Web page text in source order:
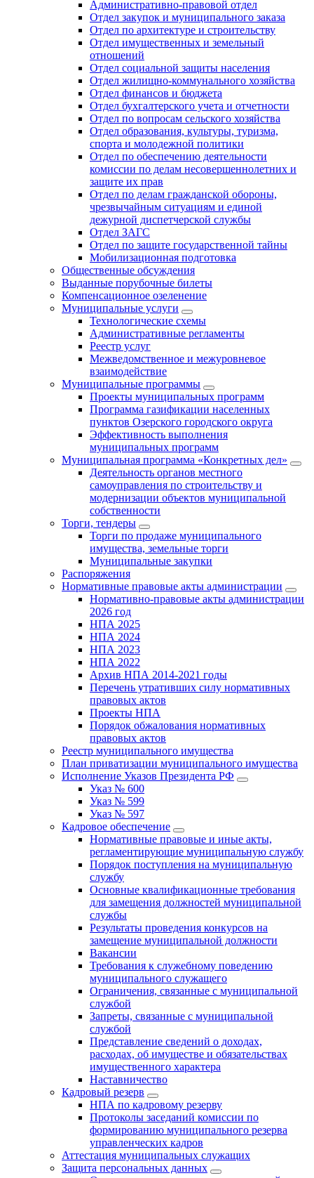
Административно-правовой отдел
Отдел закупок и муниципального заказа
Отдел по архитектуре и строительству
Отдел имущественных и земельный
отношений
Отдел социальной защиты населения
Отдел жилищно-коммунального хозяйства
Отдел финансов и бюджета
Отдел бухгалтерского учета и отчетности
Отдел по вопросам сельского хозяйства
Отдел образования, культуры, туризма,
спорта и молодежной политики
Отдел по обеспечению деятельности
комиссии по делам несовершеннолетних и
защите их прав
Отдел по делам гражданской обороны,
чрезвычайным ситуациям и единой
дежурной диспетчерской службы
Отдел ЗАГС
Отдел по защите государственной тайны
Мобилизационная подготовка
Общественные обсуждения
Выданные порубочные билеты
Компенсационное озеленение
Муниципальные услуги
Технологические схемы
Административные регламенты
Реестр услуг
Межведомственное и межуровневое
взаимодействие
Муниципальные программы
Проекты муниципальных программ
Программа газификации населенных
пунктов Озерского городского округа
Эффективность выполнения
муниципальных программ
Муниципальная программа «Конкретных дел»
Деятельность органов местного
самоуправления по строительству и
модернизации объектов муниципальной
собственности
Торги, тендеры
Торги по продаже муниципального
имущества, земельные торги
Муниципальные закупки
Распоряжения
Нормативные правовые акты администрации
Нормативно-правовые акты администрации
2026 год
НПА 2025
НПА 2024
НПА 2023
НПА 2022
Архив НПА 2014-2021 годы
Перечень утративших силу нормативных
правовых актов
Проекты НПА
Порядок обжалования нормативных
правовых актов
Реестр муниципального имущества
План приватизации муниципального имущества
Исполнение Указов Президента РФ
Указ № 600
Указ № 599
Указ № 597
Кадровое обеспечение
Нормативные правовые и иные акты,
регламентирующие муниципальную службу
Порядок поступления на муниципальную
службу
Основные квалификационные требования
для замещения должностей муниципальной
службы
Результаты проведения конкурсов на
замещение муниципальной должности
Вакансии
Требования к служебному поведению
муниципального служащего
Ограничения, связанные с муниципальной
службой
Запреты, связанные с муниципальной
службой
Представление сведений о доходах,
расходах, об имуществе и обязательствах
имущественного характера
Наставничество
Кадровый резерв
НПА по кадровому резерву
Протоколы заседаний комиссии по
формированию муниципального резерва
управленческих кадров
Аттестация муниципальных служащих
Защита персональных данных